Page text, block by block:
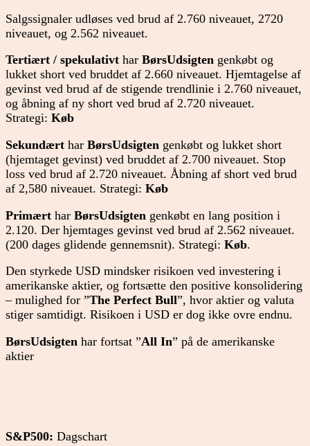
Salgssignaler udløses ved brud af 2.760 niveauet, 2720
niveauet, og 2.562 niveauet.
Tertiært / spekulativt har BørsUdsigten genkøbt og
lukket short ved bruddet af 2.660 niveauet. Hjemtagelse af
gevinst ved brud af de stigende trendlinie i 2.760 niveauet,
og åbning af ny short ved brud af 2.720 niveauet.
Strategi: Køb
Sekundært har BørsUdsigten genkøbt og lukket short
(hjemtaget gevinst) ved bruddet af 2.700 niveauet. Stop
loss ved brud af 2.720 niveauet. Åbning af short ved brud
af 2,580 niveauet. Strategi: Køb
Primært har BørsUdsigten genkøbt en lang position i
2.120. Der hjemtages gevinst ved brud af 2.562 niveauet.
(200 dages glidende gennemsnit). Strategi: Køb.
Den styrkede USD mindsker risikoen ved investering i
amerikanske aktier, og fortsætte den positive konsolidering
– mulighed for ”The Perfect Bull”, hvor aktier og valuta
stiger samtidigt. Risikoen i USD er dog ikke ovre endnu.
BørsUdsigten har fortsat ”All In” på de amerikanske
aktier
S&P500: Dagschart